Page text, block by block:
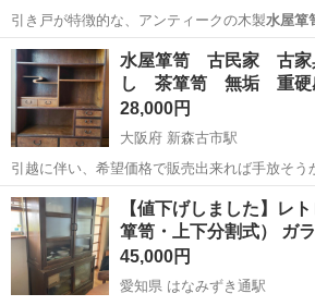
引き戸が特徴的な、アンティークの木製水屋箪
ークな感じで非常に…
香川 高松市 岡本駅 収納家具
水屋箪笥 古民家 古
し 茶箪笥 無垢 重硬
28,000円
大阪府 新森古市駅
引越に伴い、希望価格で販売出来れば手放そう
かなり重いです 私1人では無理ですが 引取の
車ございません 重厚感のある家具が好きで購入しました 桜か、多分欅
と...
大阪 大阪市 新森古市駅 インテリ
【値下げしました】レ
箪笥・上下分割式） ガ
45,000円
愛知県 はなみずき通駅